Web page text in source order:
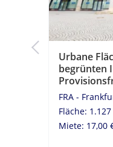
Urbane
begrünten
FRA -
Fläche:
Miete: 17,00